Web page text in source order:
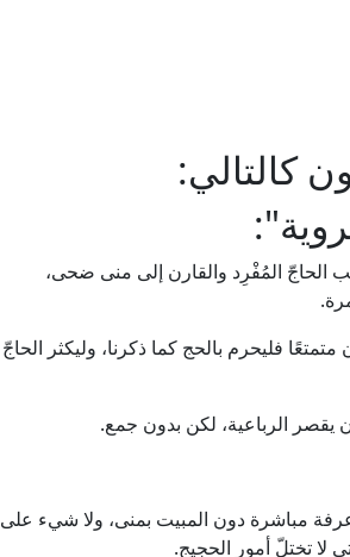
كالتالي:
الحاجّ المُفْرِد والقارن إلى منى ضحى،
فليحرم بالحج كما ذكرنا، وليكثر الحاجّ
يقصر الرباعية، لكن بدون جمع.
مباشرة دون المبيت بمنى، ولا شيء على
لا تختلّ أمور الحجيج.